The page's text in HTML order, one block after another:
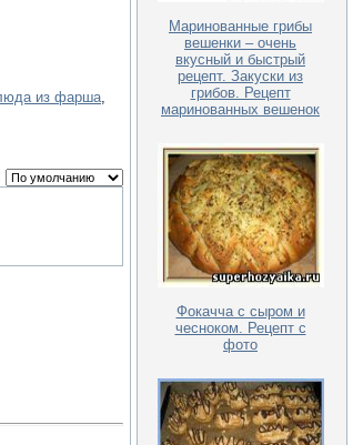
из фарша,
Маринованные грибы
вешенки – очень
вкусный и быстрый
рецепт. Закуски из
грибов. Рецепт
маринованных вешенок
Фокачча с сыром и
чесноком. Рецепт с
фото